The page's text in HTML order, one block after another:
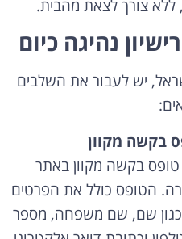
נהיגה כיום
יש לעבור את השלבים
טופס בקשה מקוון באתר
הטופס כולל את הפרטים
כגון שם, שם משפחה, מספר
וכתובת דואר אלקטרוני.